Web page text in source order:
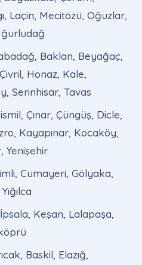
Laçin, Mecitözü, Oğuzlar,
Baklan, Beyağaç,
Honaz, Kale,
Serinhisar, Tavas
Çınar, Çüngüş, Dicle,
Kayapınar, Kocaköy,
Yenişehir
Cumayeri, Gölyaka,
Keşan, Lalapaşa,
Baskil, Elazığ,